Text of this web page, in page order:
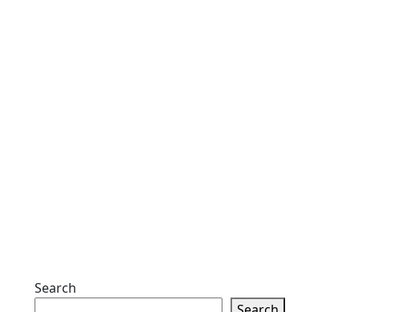
Search